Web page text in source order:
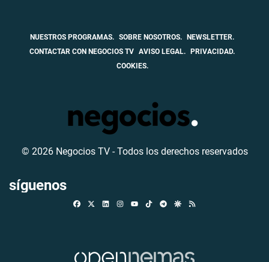
NUESTROS PROGRAMAS. SOBRE NOSOTROS. NEWSLETTER.
CONTACTAR CON NEGOCIOS TV AVISO LEGAL. PRIVACIDAD.
COOKIES.
© 2026 Negocios TV - Todos los derechos reservados
síguenos
FacebookLinkedinInstagramTikTokTelegramGoogle Discover